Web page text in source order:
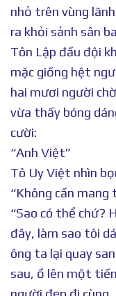
nhỏ trên vùng
ra khỏi sảnh sân
Tôn Lập đầu đội
mặc giống hệt
hai mươi người
vừa thấy bóng
cười:
“Anh Việt”
Tô Uy Việt nhìn
“Không cần mang
“Sao có thể chứ?
đây, làm sao tôi
ông ta lại quay
sau, ồ lên một